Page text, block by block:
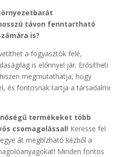
távon fenntartható
is?
a fogyasztók felé,
is előnnyel jár. Erősítheti
megmutathatja, hogy
és fontosnak tartja a társadalmi
termékeket több
csomagolással! Keresse fel
át megbízható kézből a
Minden fontos